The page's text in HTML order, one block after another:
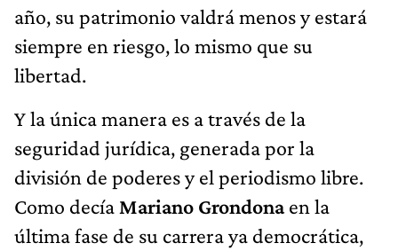
año, su patrimonio valdrá menos y estará
siempre en riesgo, lo mismo que su
libertad.
Y la única manera es a través de la
seguridad jurídica, generada por la
división de poderes y el periodismo libre.
Como decía Mariano Grondonaen la
última fase de su carrera ya democrática,